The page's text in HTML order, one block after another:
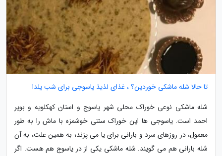
تا حالا شله ماشکی خوردین؟ ، غذای لذیذ یاسوجی برای شب یلدا
شله ماشکی نوعی خوراک محلی شهر یاسوج و استان کهکلویه و بویر
احمد است. یاسوجی ها این خوراک سنتی خوشمزه با ماش را به طور
معمول، در روزهای سرد و بارانی برای یا می پزند؛ به همین علت، به آن
شله بارانی هم می گویند. شله ماشکی یکی از در یاسوج هم هست. اگر